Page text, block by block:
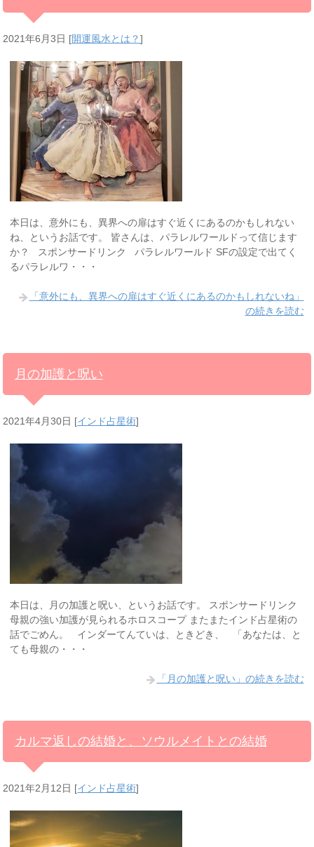
2021年6月3日 [開運風水とは？]
本日は、意外にも、異界への扉はすぐ近くにあるのかもしれない
ね、というお話です。 皆さんは、パラレルワールドって信じます
か？ スポンサードリンク パラレルワールド SFの設定で出てく
るパラレルワ・・・
「意外にも、異界への扉はすぐ近くにあるのかもしれないね」
の続きを読む
月の加護と呪い
2021年4月30日 [インド占星術]
本日は、月の加護と呪い、というお話です。 スポンサードリンク
母親の強い加護が見られるホロスコープ またまたインド占星術の
話でごめん。 インダーてんていは、ときどき、 「あなたは、と
ても母親の・・・
「月の加護と呪い」の続きを読む
カルマ返しの結婚と、ソウルメイトとの結婚
2021年2月12日 [インド占星術]